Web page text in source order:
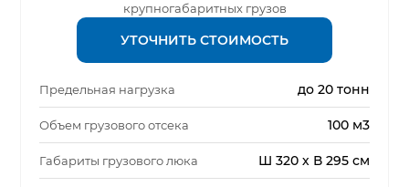
крупногабаритных грузов
УТОЧНИТЬ СТОИМОСТЬ
Предельная нагрузка до 20 тонн
Объем грузового отсека 100 м3
Габариты грузового люка Ш 320 х В 295 см